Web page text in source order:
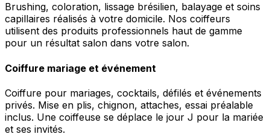
Brushing, coloration, lissage brésilien, balayage et soins
capillaires réalisés à votre domicile. Nos coiffeurs
utilisent des produits professionnels haut de gamme
pour un résultat salon dans votre salon.
Coiffure mariage et événement
Coiffure pour mariages, cocktails, défilés et événements
privés. Mise en plis, chignon, attaches, essai préalable
inclus. Une coiffeuse se déplace le jour J pour la mariée
et ses invités.